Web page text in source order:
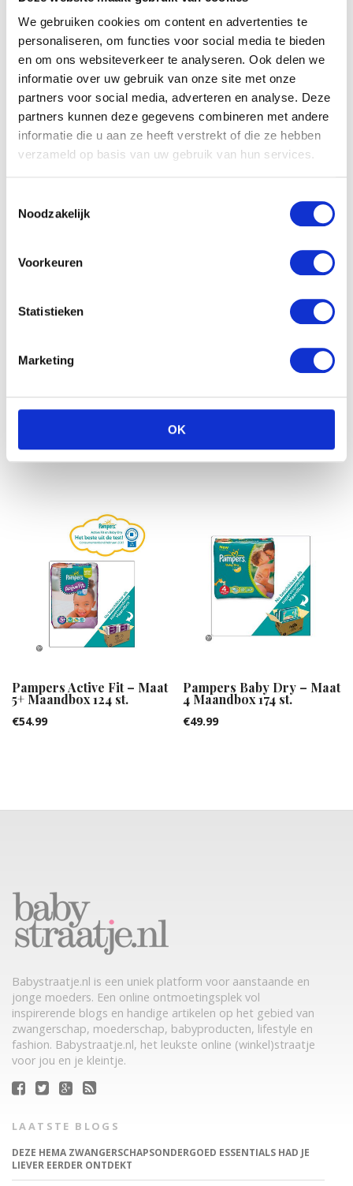
We gebruiken cookies om content en advertenties te
personaliseren, om functies voor social media te bieden
en om ons websiteverkeer te analyseren. Ook delen we
informatie over uw gebruik van onze site met onze
partners voor social media, adverteren en analyse. Deze
partners kunnen deze gegevens combineren met andere
informatie die u aan ze heeft verstrekt of die ze hebben
verzameld op basis van uw gebruik van hun services.
Noodzakelijk
Voorkeuren
Statistieken
Marketing
OK
E-mail*
Pampers New Baby –
Luiers Maat 1 met urine
indicator – Voordeelpak
€23.55
Pampers Baby Dry – Maat
5 Maandbox 144 st.
€
Pampers Active Fit – Maat
5+ Maandbox 124 st.
€54.99
Pampers Baby Dry – Maat
4 Maandbox 174 st.
€49.99
Babystraatje.nl is een uniek platform voor aanstaande en
jonge moeders. Een online ontmoetingsplek vol
inspirerende blogs en handige artikelen op het gebied van
zwangerschap, moederschap, babyproducten, lifestyle en
fashion. Babystraatje.nl, het leukste online (winkel)straatje
voor jou en je kleintje.
LAATSTE BLOGS
DEZE HEMA ZWANGERSCHAPSONDERGOED ESSENTIALS HAD JE
LIEVER EERDER ONTDEKT